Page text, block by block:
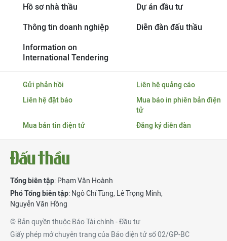
Hồ sơ nhà thầu Dự án đầu tư
Thông tin doanh nghiệp Diễn đàn đấu thầu
Information on
International Tendering
Gửi phản hồi
Liên hệ quảng cáo
Liên hệ đặt báo
Mua báo in phiên bản điện
tử
Mua bản tin điện tử
Đăng ký diễn đàn
Tổng biên tập: Phạm Văn Hoành
Phó Tổng biên tập: Ngô Chí Tùng, Lê Trọng Minh,
Nguyễn Văn Hồng
© Bản quyền thuộc Báo Tài chính - Đầu tư
Giấy phép mở chuyên trang của Báo điện tử số 02/GP-BC